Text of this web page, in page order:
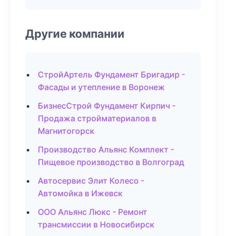
Другие компании
СтройАртель Фундамент Бригадир -
Фасады и утепление в Воронеж
БизнесСтрой Фундамент Кирпич -
Продажа стройматериалов в
Магнитогорск
Производство Альянс Комплект -
Пищевое производство в Волгоград
Автосервис Элит Колесо -
Автомойка в Ижевск
ООО Альянс Люкс - Ремонт
трансмиссии в Новосибирск